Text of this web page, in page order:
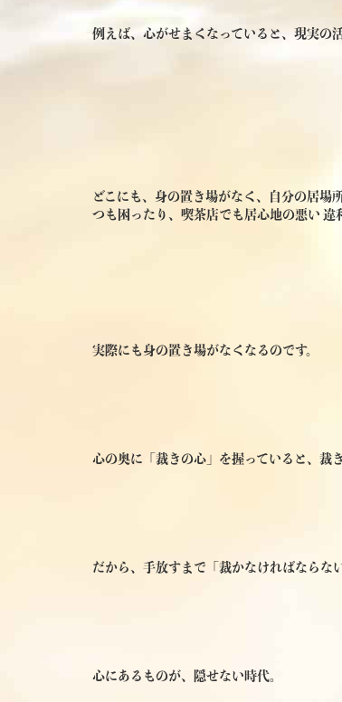
例えば、心がせまくなっていると、現実の
どこにも、身の置き場がなく、自分の居場
つも困ったり、喫茶店でも居心地の悪い 違
実際にも身の置き場がなくなるのです。
心の奥に「裁きの心」を握っていると、裁
だから、手放すまで「裁かなければならな
心にあるものが、隠せない時代。